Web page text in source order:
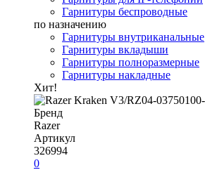
Гарнитуры беспроводные
по назначению
Гарнитуры внутриканальные
Гарнитуры вкладыши
Гарнитуры полноразмерные
Гарнитуры накладные
Хит!
Бренд
Razer
Артикул
326994
0